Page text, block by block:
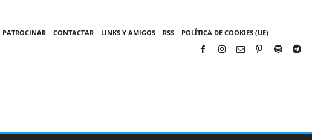
PATROCINAR CONTACTAR LINKS Y AMIGOS RSS POLÍTICA DE COOKIES (UE)